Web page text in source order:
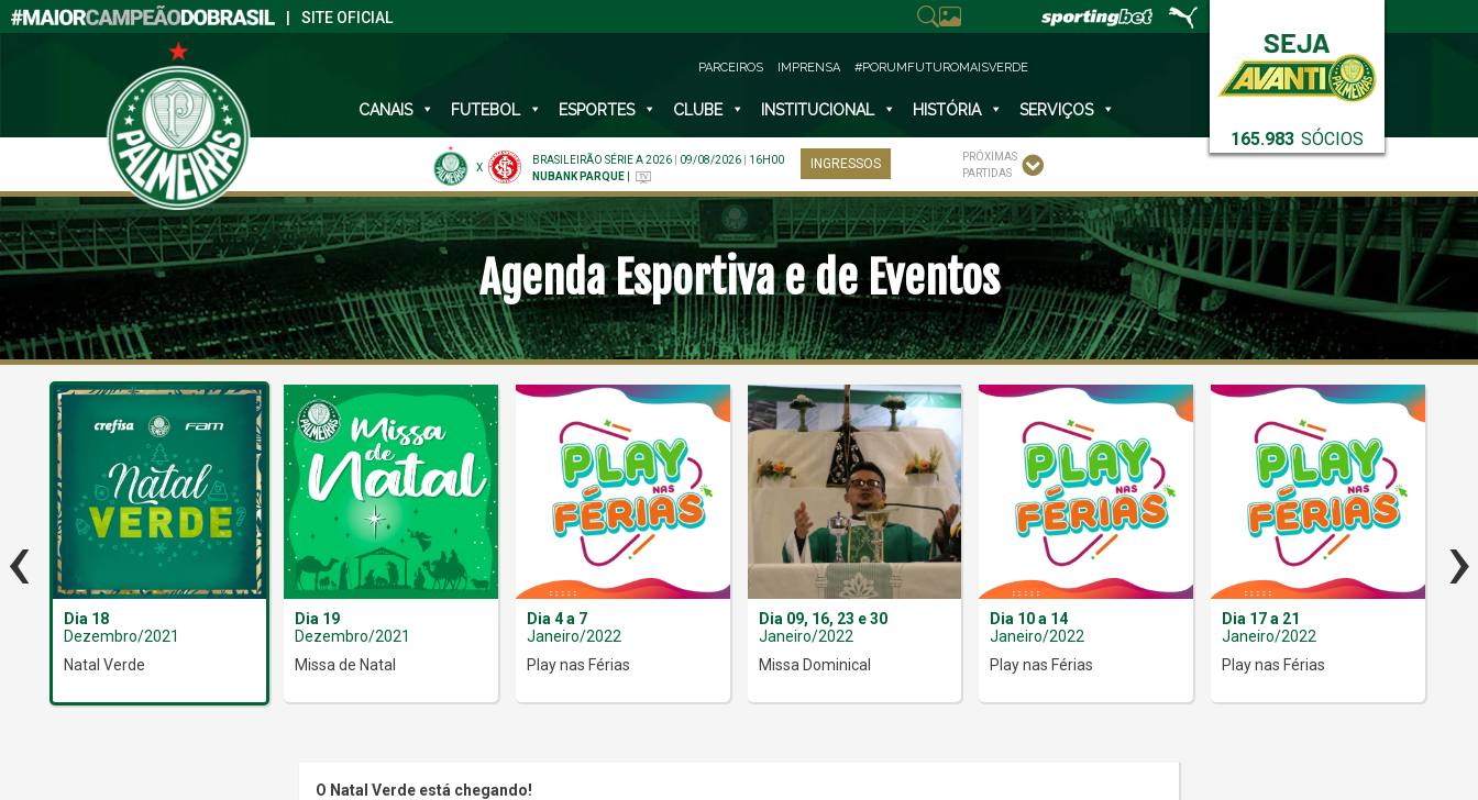
SITE OFICIAL
165.983 SÓCIOS
PARCEIROS IMPRENSA #PORUMFUTUROMAISVERDE
CANAIS FUTEBOL ESPORTES CLUBE INSTITUCIONAL HISTÓRIA SERVIÇOS
X
BRASILEIRÃO SÉRIE A 2026 09/08/2026
16H00
NUBANK PARQUE
INGRESSOS
PRÓXIMAS
PARTIDAS
Agenda Esportiva e de Eventos
Dia 18
Dezembro/2021
Natal Verde
Dia 19
Dezembro/2021
Missa de Natal
Dia 4 a 7
Janeiro/2022
Play nas Férias
Dia 09, 16, 23 e 30
Janeiro/2022
Missa Dominical
Dia 10 a 14
Janeiro/2022
Play nas Férias
Dia 17 a 21
Janeiro/2022
Play nas Férias
‹ ›
O Natal Verde está chegando!